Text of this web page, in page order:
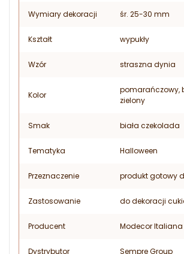
Wymiary dekoracji śr. 25-30 mm
Kształt wypukły
Wzór straszna dynia
Kolor
pomarańczowy,
zielony
Smak biała czekolada
Tematyka Halloween
Przeznaczenie produkt gotowy
Zastosowanie do dekoracji
Producent Modecor Italiana
Dystrybutor Sempre Group